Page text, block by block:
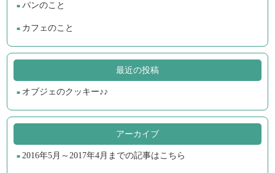
パンのこと
カフェのこと
最近の投稿
オブジェのクッキー♪♪
アーカイブ
2016年5月～2017年4月までの記事はこちら